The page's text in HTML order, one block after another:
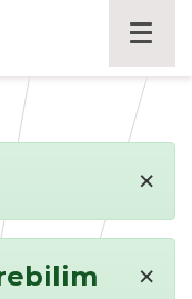
×
×